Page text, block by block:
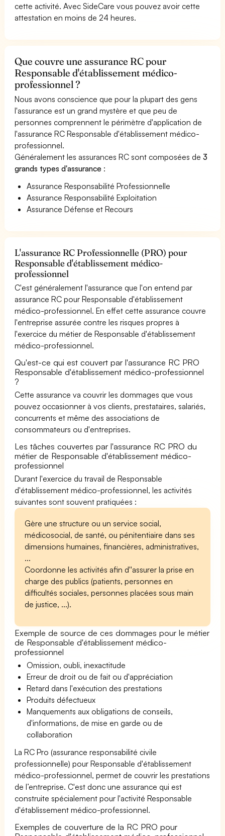
cette activité. Avec SideCare vous pouvez avoir cette
attestation en moins de 24 heures.
Que couvre une assurance RC pour
Responsable d'établissement médico-
professionnel ?
Nous avons conscience que pour la plupart des gens
l'assurance est un grand mystère et que peu de
personnes comprennent le périmètre d'application de
l'assurance RC Responsable d'établissement médico-
professionnel.
Généralement les assurances RC sont composées de3
grands types d'assurance :
Assurance Responsabilité Professionnelle
Assurance Responsabilité Exploitation
Assurance Défense et Recours
L'assurance RC Professionnelle (PRO) pour
Responsable d'établissement médico-
professionnel
C'est généralement l'assurance que l'on entend par
assurance RC pour Responsable d'établissement
médico-professionnel. En effet cette assurance couvre
l'entreprise assurée contre les risques propres à
l'exercice du métier de Responsable d'établissement
médico-professionnel.
Qu'est-ce qui est couvert par l'assurance RC PRO
Responsable d'établissement médico-professionnel
?
Cette assurance va couvrir les dommages que vous
pouvez occasionner à vos clients, prestataires, salariés,
concurrents et même des associations de
consommateurs ou d'entreprises.
Les tâches couvertes par l'assurance RC PRO du
métier de Responsable d'établissement médico-
professionnel
Durant l'exercice du travail de Responsable
d'établissement médico-professionnel, les activités
suivantes sont souvent pratiquées :
Gère une structure ou un service social,
médicosocial, de santé, ou pénitentiaire dans ses
dimensions humaines, financières, administratives,
...
Coordonne les activités afin d''assurer la prise en
charge des publics (patients, personnes en
difficultés sociales, personnes placées sous main
de justice, ...).
Exemple de source de ces dommages pour le métier
de Responsable d'établissement médico-
professionnel
Omission, oubli, inexactitude
Erreur de droit ou de fait ou d'appréciation
Retard dans l'exécution des prestations
Produits défectueux
Manquements aux obligations de conseils,
d'informations, de mise en garde ou de
collaboration
La RC Pro (assurance responsabilité civile
professionnelle) pour Responsable d'établissement
médico-professionnel, permet de couvrir les prestations
de l’entreprise. C'est donc une assurance qui est
construite spécialement pour l'activité Responsable
d'établissement médico-professionnel.
Exemples de couverture de la RC PRO pour